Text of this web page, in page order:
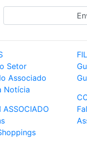
Setor
Associado
Notícia
ASSOCIADO